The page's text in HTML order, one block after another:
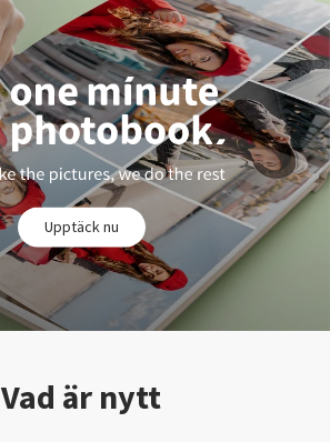
Upptäck nu
Vad är nytt